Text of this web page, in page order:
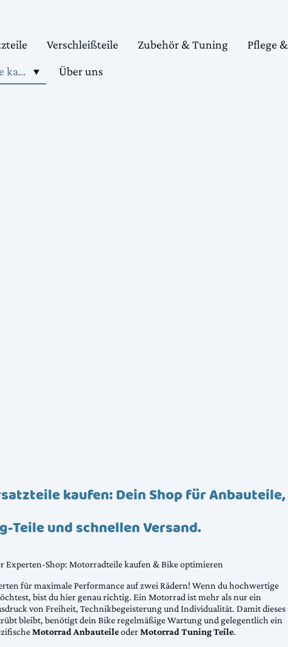
Verschleißteile Zubehör & Tuning
Pflege
Shop motorradteile kaufen
Über uns
kaufen: Dein Shop für Anbauteile,
Teile und schnellen Versand.
Experten-Shop: Motorradteile kaufen & Bike optimieren
für maximale Performance auf zwei Rädern! Wenn du hochwertige
bist du hier genau richtig. Ein Motorrad ist mehr als nur ein
von Freiheit, Technikbegeisterung und Individualität. Damit dieses
bleibt, benötigt dein Bike regelmäßige Wartung und gelegentlich ein
Motorrad AnbauteileoderMotorrad Tuning Teile.